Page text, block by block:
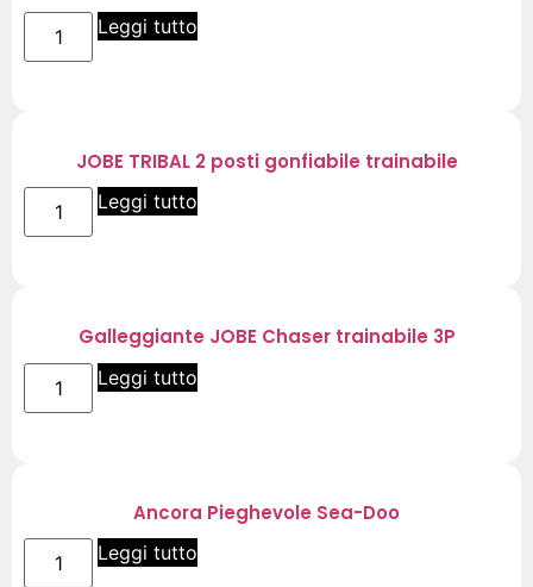
Leggi tutto
JOBE TRIBAL 2 posti gonfiabile trainabile
Leggi tutto
Galleggiante JOBE Chaser trainabile 3P
Leggi tutto
Ancora Pieghevole Sea-Doo
Leggi tutto